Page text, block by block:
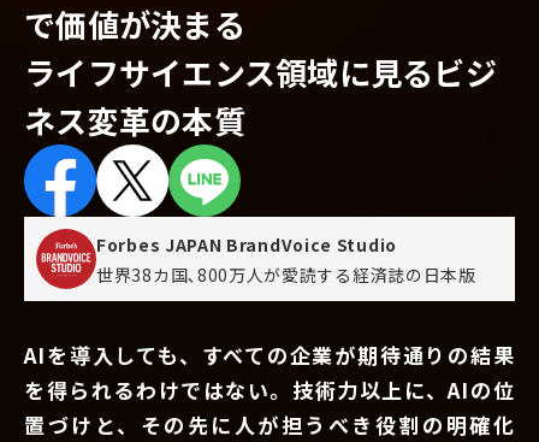
で価値が決まる
ライフサイエンス領域に見るビジ
ネス変革の本質
Forbes JAPAN BrandVoice Studio
世界38カ国､800万人が愛読する 経済誌の日本版
AIを導入しても、すべての企業が期待通りの結果
を得られるわけではない。技術力以上に、AIの位
置づけと、その先に人が担うべき役割の明確化